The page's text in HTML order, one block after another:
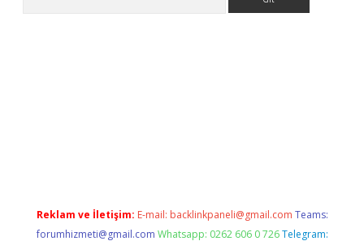
Reklam ve İletişim: E-mail: backlinkpaneli@gmail.com Teams:
forumhizmeti@gmail.com Whatsapp: 0262 606 0 726 Telegram: